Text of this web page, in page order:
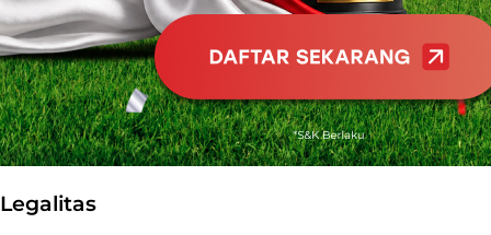
Legalitas